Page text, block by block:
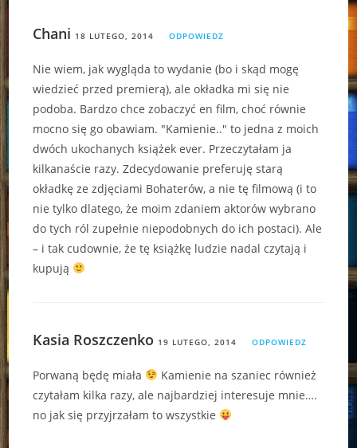
Chani 18 LUTEGO, 2014 ODPOWIEDZ
Nie wiem, jak wygląda to wydanie (bo i skąd mogę
wiedzieć przed premierą), ale okładka mi się nie
podoba. Bardzo chce zobaczyć en film, choć równie
mocno się go obawiam. "Kamienie.." to jedna z moich
dwóch ukochanych książek ever. Przeczytałam ja
kilkanaście razy. Zdecydowanie preferuję starą
okładkę ze zdjęciami Bohaterów, a nie tę filmową (i to
nie tylko dlatego, że moim zdaniem aktorów wybrano
do tych ról zupełnie niepodobnych do ich postaci). Ale
– i tak cudownie, że tę książkę ludzie nadal czytają i
kupują
Kasia Roszczenko 19 LUTEGO, 2014 ODPOWIEDZ
Porwaną będę miała
Kamienie na szaniec również
czytałam kilka razy, ale najbardziej interesuje mnie….
no jak się przyjrzałam to wszystkie